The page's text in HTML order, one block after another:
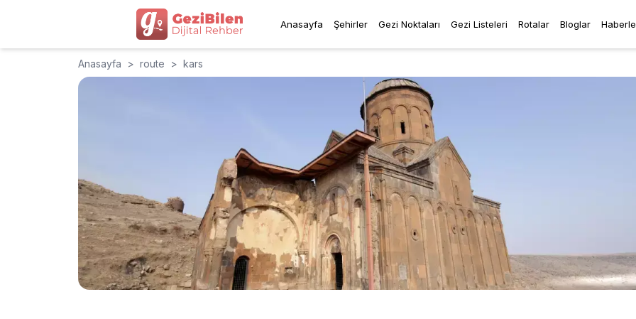
Anasayfa Şehirler Gezi Noktaları Gezi Listeleri Rotalar Bloglar
Anasayfa > route > kars